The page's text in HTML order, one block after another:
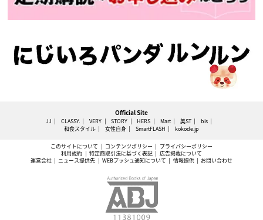
Official Site
JJ CLASSY. VERY STORY HERS Mart 美ST
bis
和食スタイル
女性自身 SmartFLASH kokode.jp
このサイトについて コンテンツポリシー
プライバシーポリシー
利用規約
特定商取引法に基づく表記
広告掲載について
運営会社
ニュース提供先 WEBプッシュ通知について 情報提供 お問い合わせ